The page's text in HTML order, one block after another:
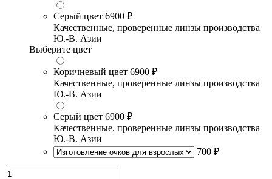
Серый цвет 6900 ₽
Качественные, проверенные линзы производства
Ю.-В. Азии
Выберите цвет
Коричневый цвет 6900 ₽
Качественные, проверенные линзы производства
Ю.-В. Азии
Серый цвет 6900 ₽
Качественные, проверенные линзы производства
Ю.-В. Азии
700 ₽